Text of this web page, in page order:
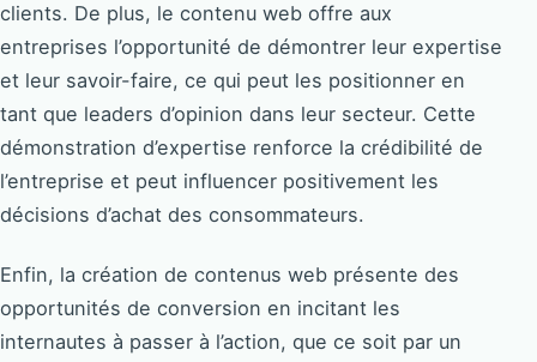
clients. De plus, le contenu web offre aux
entreprises l’opportunité de démontrer leur expertise
et leur savoir-faire, ce qui peut les positionner en
tant que leaders d’opinion dans leur secteur. Cette
démonstration d’expertise renforce la crédibilité de
l’entreprise et peut influencer positivement les
décisions d’achat des consommateurs.
Enfin, la création de contenus web présente des
opportunités de conversion en incitant les
internautes à passer à l’action, que ce soit par un